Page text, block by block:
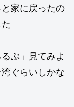
家に戻ったの
ぶ」見てみよ
ぐらいしかな